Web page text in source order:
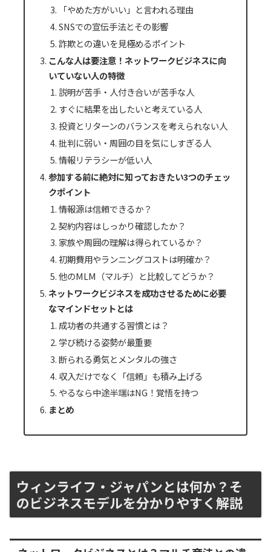
「やめた方がいい」と言われる理由
SNSでの宣伝手法とその影響
詐欺との違いを見極めるポイント
こんな人は要注意！ネットワークビジネスに向
いていない人の特徴
説明が苦手・人付き合いが苦手な人
すぐに結果を出したいと考えている人
投資とリターンのバランスを考えられない人
批判に弱い・周囲の目を気にしすぎる人
情報リテラシーが低い人
参加する前に絶対に知っておきたい3つのチェッ
クポイント
情報源は信頼できるか？
契約内容はしっかり確認したか？
家族や周囲の理解は得られているか？
初期費用やランニングコストは明確か？
他のMLM（マルチ）と比較してどうか？
ネットワークビジネスを成功させるために必要
なマインドセットとは
成功者の共通する習慣とは？
学び続ける姿勢が最重要
断られる勇気とメンタルの強さ
収入だけでなく「信頼」も積み上げる
やるなら中途半端はNG！覚悟を持つ
まとめ
ウィンライフ・ジャパンとは何か？そ
のビジネスモデルを分かりやすく解説